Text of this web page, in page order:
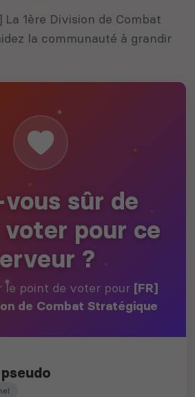
La 1ère Division de Combat
la communauté à grandir
sûr de
pour ce
?
le point de voter pour [FR]
de Combat Stratégique